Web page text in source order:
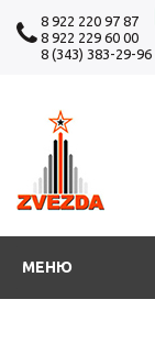
8 922 220 97 87
8 922 229 60 00
8 (343) 383-29-96
МЕНЮ